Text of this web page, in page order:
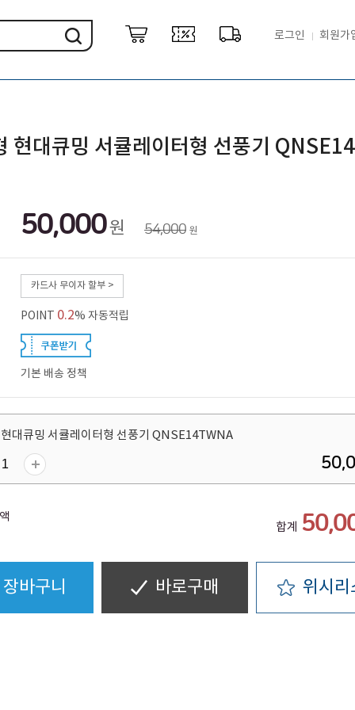
로그인 회원가
현대큐밍 서큘레이터형 선풍기
50,000원 54,000 원
카드사 무이자 할부 >
POINT 0.2% 자동적립
기본 배송 정책
대큐밍 서큘레이터형 선풍기 QNSE14TWNA
합계
바구니 바로구매 위시리